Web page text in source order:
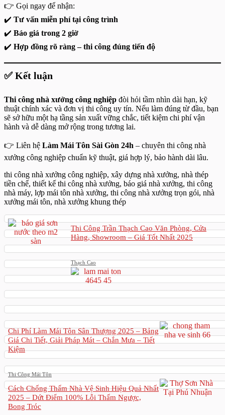
👉 Gọi ngay để nhận:
✔️ Tư vấn miễn phí tại công trình
✔️ Báo giá trong 2 giờ
✔️ Hợp đồng rõ ràng – thi công đúng tiến độ
✅ Kết luận
Thi công nhà xưởng công nghiệp đòi hỏi tầm nhìn dài hạn, kỹ
thuật chính xác và đơn vị thi công uy tín. Nếu làm đúng từ đầu, bạn
sẽ sở hữu một hạ tầng sản xuất vững chắc, tiết kiệm chi phí vận
hành và dễ dàng mở rộng trong tương lai.
👉 Liên hệ Làm Mái Tôn Sài Gòn 24h – chuyên thi công nhà
xưởng công nghiệp chuẩn kỹ thuật, giá hợp lý, bảo hành dài lâu.
thi công nhà xưởng công nghiệp, xây dựng nhà xưởng, nhà thép
tiền chế, thiết kế thi công nhà xưởng, báo giá nhà xưởng, thi công
nhà máy, lợp mái tôn nhà xưởng, thi công nhà xưởng trọn gói, nhà
xưởng mái tôn, nhà xưởng khung thép
Thi Công Trần Thạch Cao Văn Phòng, Cửa
Hàng, Showroom – Giá Tốt Nhất 2025
Thạch Cao
Chi Phí Làm Mái Tôn Sân Thượng 2025 – Bảng
Giá Chi Tiết, Giải Pháp Mát – Chắn Mưa – Tiết
Kiệm
Thi Công Mái Tôn
Cách Chống Thấm Nhà Vệ Sinh Hiệu Quả Nhất
2025 – Dứt Điểm 100% Lỗi Thấm Ngược,
Bong Tróc